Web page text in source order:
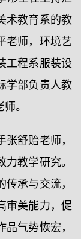
术教育系的教
老师，环境艺
工程系服装设
学部负责人教
。
舒贻老师，
教学研究。
承与交流，
审美能力，促
气势恢宏，